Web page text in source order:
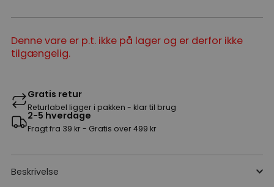
Denne vare er p.t. ikke på lager og er derfor ikke
tilgængelig.
Gratis retur
Returlabel ligger i pakken - klar til brug
2-5 hverdage
Fragt fra 39 kr - Gratis over 499 kr
Beskrivelse